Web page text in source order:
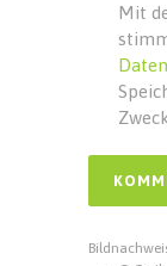
Mit